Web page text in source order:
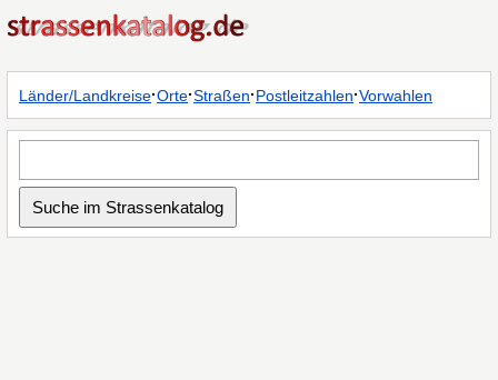
Länder/Landkreise·Orte·Straßen·Postleitzahlen·Vorwahlen